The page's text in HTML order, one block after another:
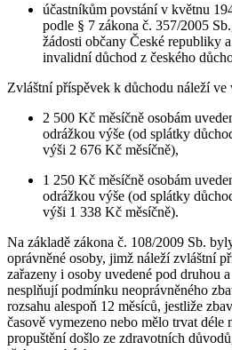
účastníkům povstání v květnu
podle § 7 zákona č. 357/2005
žádosti občany České republiky
invalidní důchod z českého
Zvláštní příspěvek k důchodu náleží ve
2 500 Kč měsíčně osobám
odrážkou výše (od splátky
výši 2 676 Kč měsíčně),
1 250 Kč měsíčně osobám
odrážkou výše (od splátky
výši 1 338 Kč měsíčně).
Na základě zákona č. 108/2009 Sb.
oprávněné osoby, jimž náleží zvláštní
zařazeny i osoby uvedené pod druhou
nesplňují podmínku neoprávněného
rozsahu alespoň 12 měsíců, jestliže
časově vymezeno nebo mělo trvat déle
propuštění došlo ze zdravotních